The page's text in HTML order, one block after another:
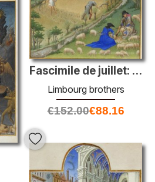
Fascimile de juillet: récolte et cisaillement des moutons
Limbourg brothers
€152.00€88.16